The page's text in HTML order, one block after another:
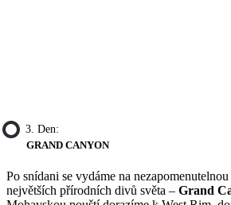
3. Den:
GRAND CANYON
Po snídani se vydáme na
největších přírodních divů světa – Grand